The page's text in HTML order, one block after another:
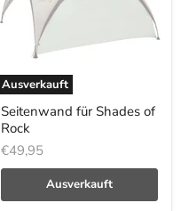
Ausverkauft
Seitenwand für Shades of
Rock
€49,95
Ausverkauft